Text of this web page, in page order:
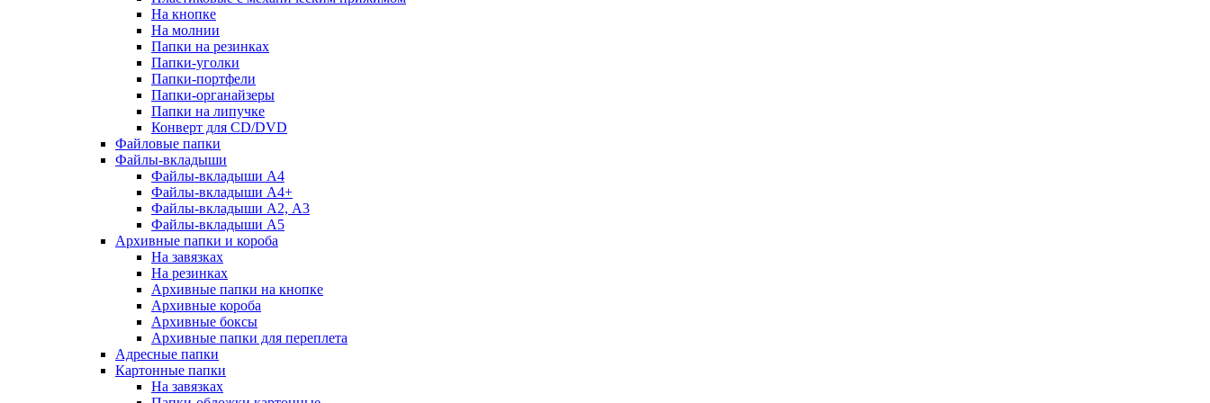
На кнопке
На молнии
Папки на резинках
Папки-уголки
Папки-портфели
Папки-органайзеры
Папки на липучке
Конверт для CD/DVD
Файловые папки
Файлы-вкладыши
Файлы-вкладыши А4
Файлы-вкладыши А4+
Файлы-вкладыши А2, А3
Файлы-вкладыши А5
Архивные папки и короба
На завязках
На резинках
Архивные папки на кнопке
Архивные короба
Архивные боксы
Архивные папки для переплета
Адресные папки
Картонные папки
На завязках